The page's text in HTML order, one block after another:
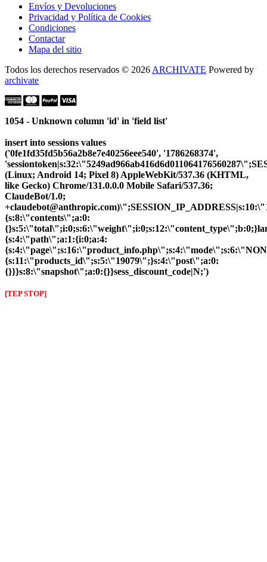
Envíos y Devoluciones
Privacidad y Política de Cookies
Condiciones
Contactar
Mapa del sitio
Todos los derechos reservados © 2026 ARCHIVATE Powered by
archivate
1054 - Unknown column 'id' in 'field list'
insert into sessions values
('0fe1fd35fd5b56a2b8e7e40256eee540', '1786268374',
(Linux; Android 14; Pixel 8) AppleWebKit/537.36 (KHTML,
like Gecko) Chrome/131.0.0.0 Mobile Safari/537.36;
ClaudeBot/1.0;
{s:8:\"contents\";a:0:
{s:4:\"path\";a:1:{i:0;a:4:
{s:11:\"products_id\";s:5:\"19079\";}s:4:\"post\";a:0:
{}}}s:8:\"snapshot\";a:0:{}}sess_discount_code|N;')
[TEP STOP]